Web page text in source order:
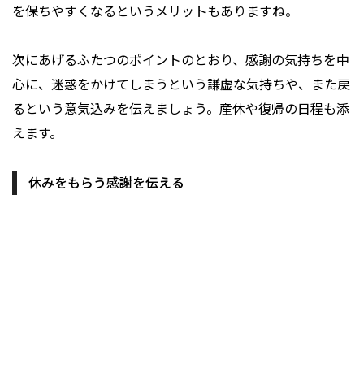
を保ちやすくなるというメリットもありますね。
次にあげるふたつのポイントのとおり、感謝の気持ちを中
心に、迷惑をかけてしまうという謙虚な気持ちや、また戻
るという意気込みを伝えましょう。産休や復帰の日程も添
えます。
休みをもらう感謝を伝える